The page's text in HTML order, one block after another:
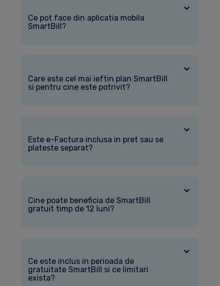
Ce pot face din aplicatia mobila
SmartBill?
Care este cel mai ieftin plan SmartBill
si pentru cine este potrivit?
Este e-Factura inclusa in pret sau se
plateste separat?
Cine poate beneficia de SmartBill
gratuit timp de 12 luni?
Ce este inclus in perioada de
gratuitate SmartBill si ce limitari
exista?